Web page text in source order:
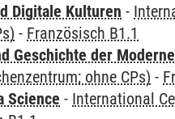
Digitale Kulturen -
- Französisch B1.1
Geschichte der
ohne CPs) -
Science - International